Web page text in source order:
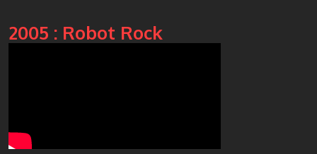
2005 : Robot Rock